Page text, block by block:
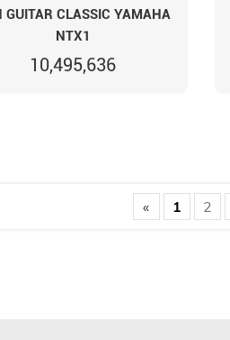
GUITAR CLASSIC YAMAHA
NTX1
10,495,636
« 1 2